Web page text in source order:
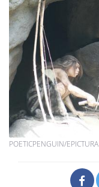
POETICPENGUIN/EPICTURA